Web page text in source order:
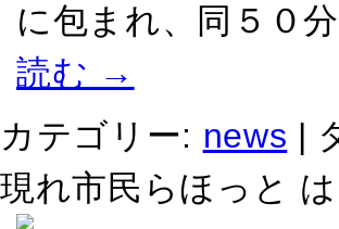
に包まれ、同５０
読む →
カテゴリー: news |
現れ市民らほっと は